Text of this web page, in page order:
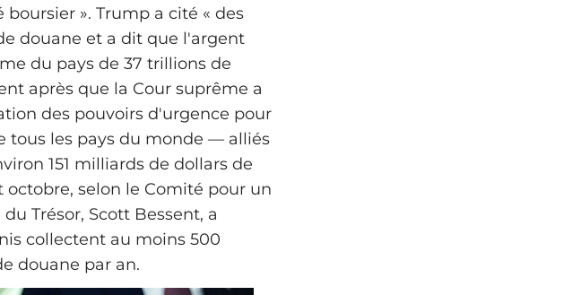
». Trump a cité « des
douane et a dit que l'argent
du pays de 37 trillions de
après que la Cour suprême a
des pouvoirs d'urgence pour
tous les pays du monde — alliés
151 milliards de dollars de
selon le Comité pour un
Trésor, Scott Bessent, a
collectent au moins 500
douane par an.